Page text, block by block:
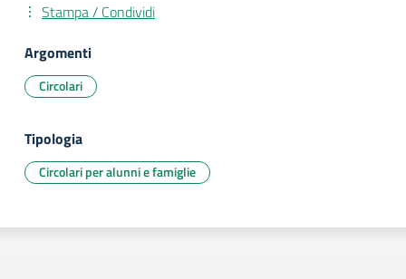
Stampa / Condividi
Argomenti
Circolari
Tipologia
Circolari per alunni e famiglie